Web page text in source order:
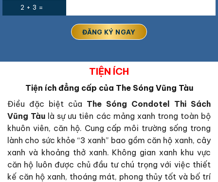
2 + 3 =
TIỆN ÍCH
Tiện ích đẳng cấp của The Sóng Vũng Tàu
Điều đặc biệt của The Sóng Condotel Thi Sách
Vũng Tàu là sự ưu tiên các mảng xanh trong toàn bộ
khuôn viên, căn hộ. Cung cấp môi trường sống trong
lành cho sức khỏe “3 xanh” bao gồm căn hộ xanh, cây
xanh và khoảng thở xanh. Không gian xanh khu vực
căn hộ luôn được chủ đầu tư chú trọng với việc thiết
kế căn hộ xanh, thoáng mát, phong thủy tốt và bố trí